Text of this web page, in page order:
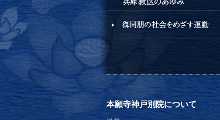
本願寺神戸別院について